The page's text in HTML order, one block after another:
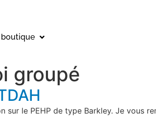
boutique
groupé
le PEHP de type Barkley. Je vous